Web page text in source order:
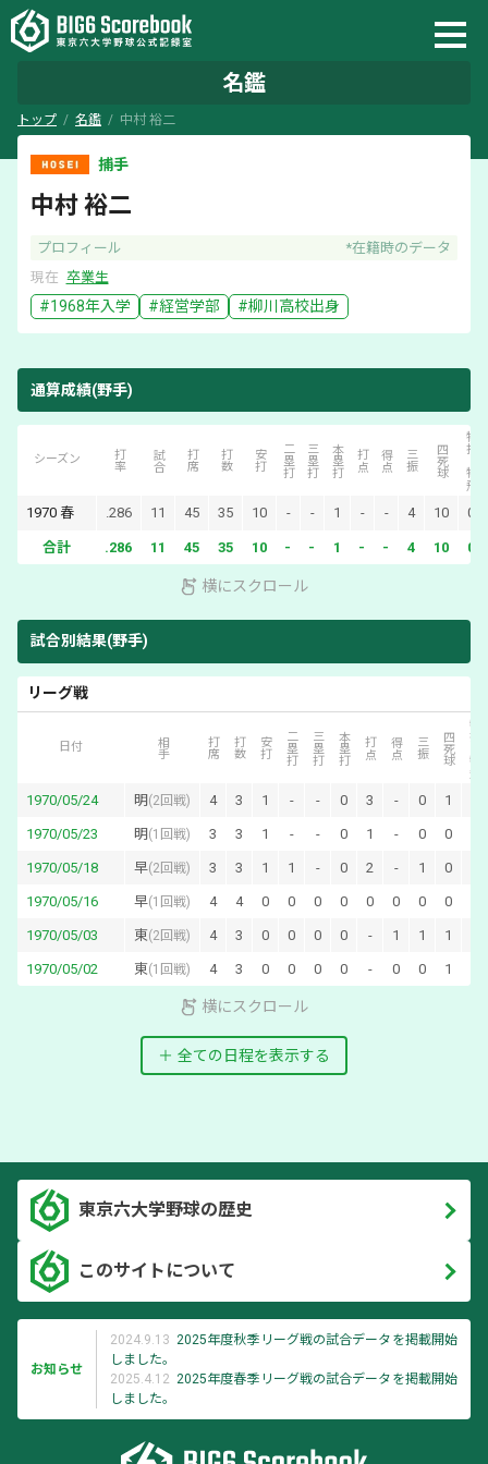
名鑑
トップ 名鑑 中村 裕二
捕手
中村 裕二
プロフィール
*在籍時のデータ
現在 卒業生
#1968年入学 #経営学部 #柳川 高校出身
通算成績(野手)
シーズン 打率 試合 打席 打数 安打 二塁打 三塁打 本塁打 打点 得点 三振 四死球 犠打・犠飛
1970 春 .286 11 45 35 10 - - 1 - - 4 10 0
合計 .286 11 45 35 10 - - 1 - - 4 10 0
横にスクロール
試合別結果(野手)
リーグ戦
日付 相手 打席 打数 安打 二塁打 三塁打 本塁打 打点 得点 三振 四死球 犠打・犠飛
1970/05/24 明 (2回戦) 4 3 1 - - 0 3 - 0 1
1970/05/23 明 (1回戦) 3 3 1 - - 0 1 - 0 0
1970/05/18 早(2回戦) 3 3 1 1 - 0 2 - 1 0
1970/05/16 早(1回戦) 4 4 0 0 0 0 0 0 0 0
1970/05/03 東(2回戦) 4 3 0 0 0 0 - 1 1 1
1970/05/02 東(1回戦) 4 3 0 0 0 0 - 0 0 1
横にスクロール
全ての日程を表示する
東京六大学野球の歴史
このサイトについて
お知らせ
2024.9.13 2025年度秋季リーグ戦の試合データを掲載開始
しました。
2025.4.12 2025年度春季リーグ戦の試合データを掲載開始
しました。